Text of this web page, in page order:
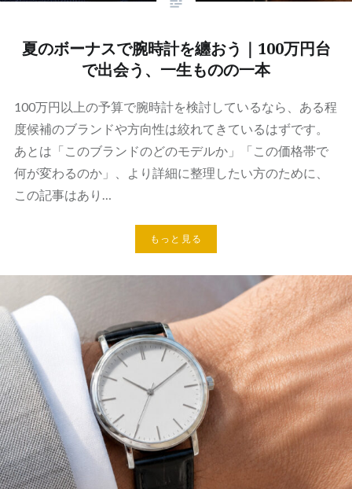
夏のボーナスで腕時計を纏おう｜100万円台
で出会う、一生ものの一本
100万円以上の予算で腕時計を検討しているなら、ある程
度候補のブランドや方向性は絞れてきているはずです。
あとは「このブランドのどのモデルか」「この価格帯で
何が変わるのか」、より詳細に整理したい方のために、
この記事はあり…
もっと見る